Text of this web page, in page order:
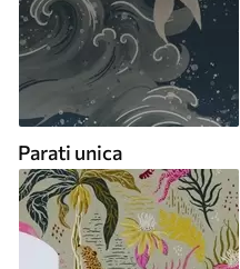
Parati unica